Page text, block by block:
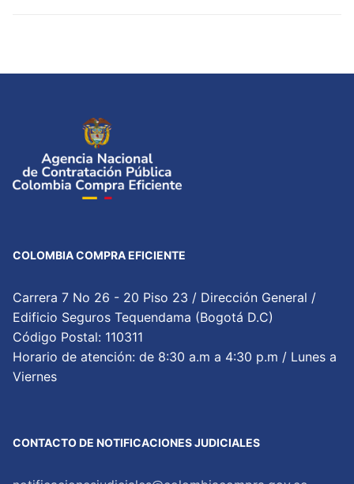
COLOMBIA COMPRA EFICIENTE
Carrera 7 No 26 - 20 Piso 23 / Dirección General /
Edificio Seguros Tequendama (Bogotá D.C)
Código Postal: 110311
Horario de atención: de 8:30 a.m a 4:30 p.m / Lunes a
Viernes
CONTACTO DE NOTIFICACIONES JUDICIALES